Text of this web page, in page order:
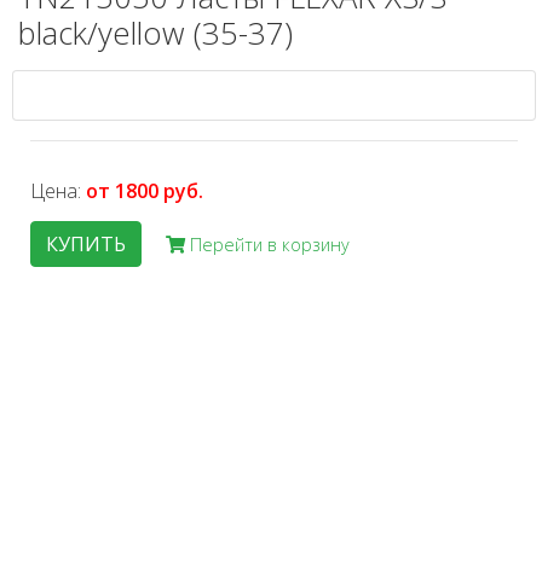
black/yellow (35-37)
Цена: от 1800 руб.
КУПИТЬ
Перейти в корзину